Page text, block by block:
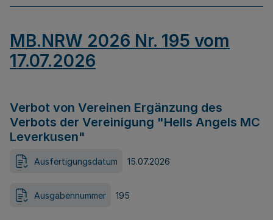
MB.NRW 2026 Nr. 195 vom
17.07.2026
Verbot von Vereinen Ergänzung des
Verbots der Vereinigung "Hells Angels MC
Leverkusen"
Ausfertigungsdatum 15.07.2026
Ausgabennummer 195